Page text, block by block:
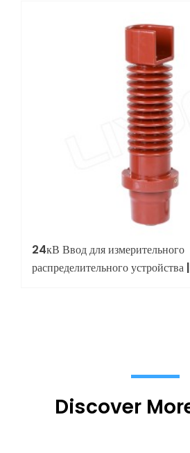
24кВ Ввод для измерительного
распределительного
Discover